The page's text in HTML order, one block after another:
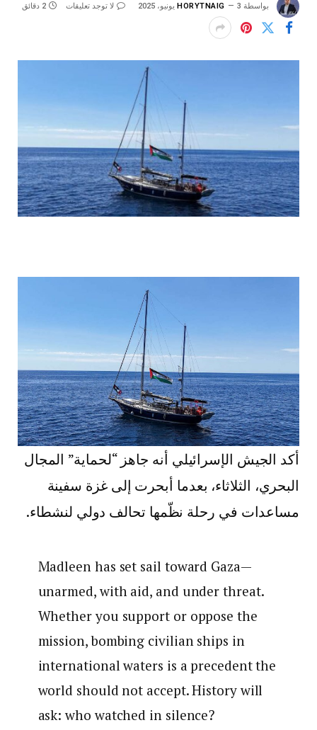
بواسطة HORYTNAIG 3 يونيو، 2025 لا توجد تعليقات 2 دقائق
أكد الجيش الإسرائيلي أنه جاهز “لحماية” المجال
البحري، الثلاثاء، بعدما أبحرت إلى غزة سفينة
مساعدات في رحلة نظّمها تحالف دولي لنشطاء.
Madleen has set sail toward Gaza—
unarmed, with aid, and under threat.
Whether you support or oppose the
mission, bombing civilian ships in
international waters is a precedent the
world should not accept. History will
ask: who watched in silence?